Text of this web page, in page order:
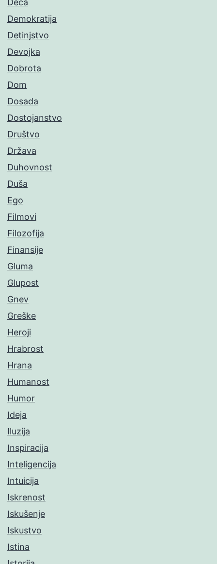
Deca
Demokratija
Detinjstvo
Devojka
Dobrota
Dom
Dosada
Dostojanstvo
Društvo
Država
Duhovnost
Duša
Ego
Filmovi
Filozofija
Finansije
Gluma
Glupost
Gnev
Greške
Heroji
Hrabrost
Hrana
Humanost
Humor
Ideja
Iluzija
Inspiracija
Inteligencija
Intuicija
Iskrenost
Iskušenje
Iskustvo
Istina